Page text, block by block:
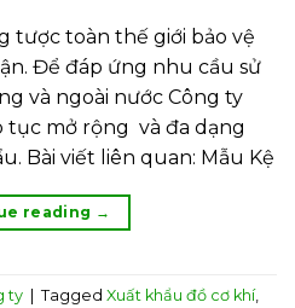
tược toàn thế giới bảo vệ
Để đáp ứng nhu cầu sử
và ngoài nước Công ty
tục mở rộng và đa dạng
Bài viết liên quan: Mẫu Kệ
reading →
ty Tagged Xuất khẩu đồ cơ khí,